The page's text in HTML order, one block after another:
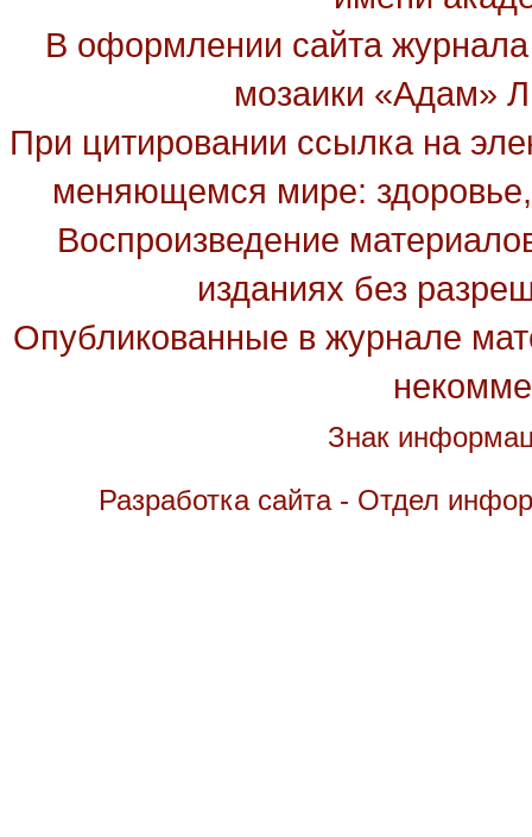
В оформлении сайта
мозаики «Адам»
При цитировании ссылка на
меняющемся мире: здоровье,
Воспроизведение
изданиях без
Опубликованные в журнале
Знак
Разработка сайта - Отдел